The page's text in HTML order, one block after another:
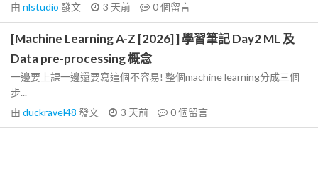
由 nlstudio 發文 3 天前 0個留言
[Machine Learning A-Z [2026] ] 學習筆記 Day2 ML 及
Data pre-processing 概念
一邊要上課一邊還要寫這個不容易! 整個machine learning分成三個
步...
由 duckravel48 發文 3 天前 0個留言